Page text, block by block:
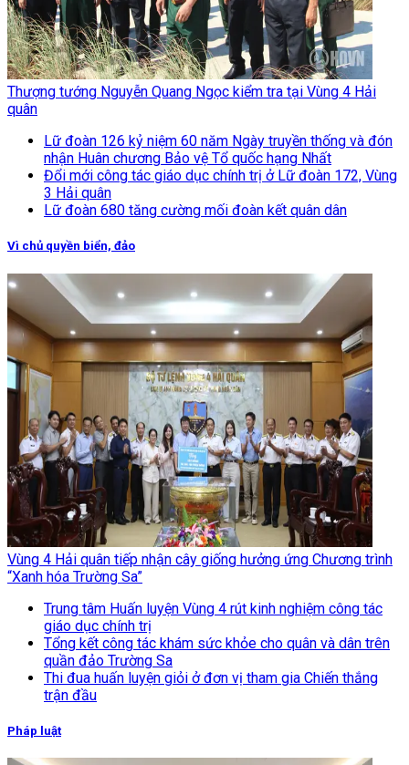
Thượng tướng Nguyễn Quang Ngọc kiểm tra tại Vùng 4 Hải
quân
Lữ đoàn 126 kỷ niệm 60 năm Ngày truyền thống và đón
nhận Huân chương Bảo vệ Tổ quốc hạng Nhất
Đổi mới công tác giáo dục chính trị ở Lữ đoàn 172, Vùng
3 Hải quân
Lữ đoàn 680 tăng cường mối đoàn kết quân dân
Vì chủ quyền biển, đảo
Vùng 4 Hải quân tiếp nhận cây giống hưởng ứng Chương trình
“Xanh hóa Trường Sa”
Trung tâm Huấn luyện Vùng 4 rút kinh nghiệm công tác
giáo dục chính trị
Tổng kết công tác khám sức khỏe cho quân và dân trên
quần đảo Trường Sa
Thi đua huấn luyện giỏi ở đơn vị tham gia Chiến thắng
trận đầu
Pháp luật